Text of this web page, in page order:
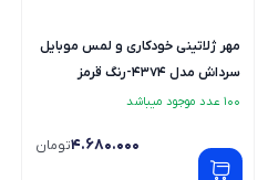
مهر ژلاتینی خودکاری و لمس موبایل
سرداش مدل 4374-رنگ قرمز
100 عدد موجود میباشد
4.680.000تومان